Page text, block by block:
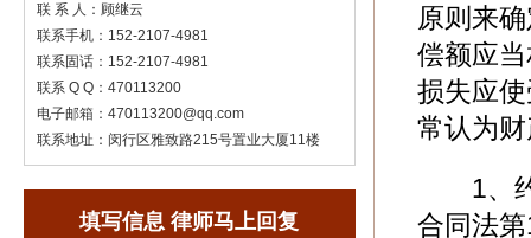
联 系 人：顾继云
联系手机：152-2107-4981
联系固话：152-2107-4981
联系 Q Q：470113200
电子邮箱：470113200@qq.com
联系地址：闵行区雅致路215号置业大厦11楼
填写信息 律师马上回复
原则来
偿额应
损失应
常认为
1、约
合同法